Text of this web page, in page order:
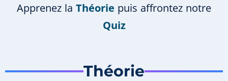
Apprenez laThéorie puis affrontez notre
Quiz
Théorie